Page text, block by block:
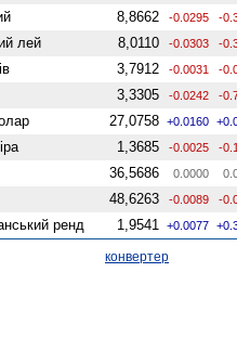
8,8662 -0.0295 -
лей 8,0110 -0.0303 -
3,7912 -0.0031 -
3,3305 -0.0242 -
27,0758 +0.0160
1,3685 -0.0025 -
36,5686 0.0000
48,6263 -0.0089 -
ренд 1,9541 +0.0077
конвертер